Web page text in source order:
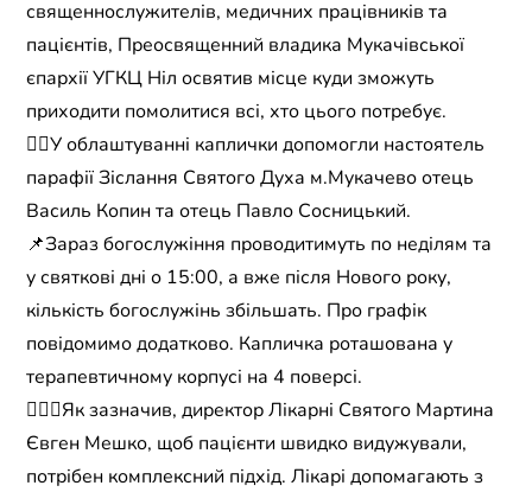
священнослужителів, медичних працівників та
пацієнтів, Преосвященний владика Мукачівської
єпархії УГКЦ Ніл освятив місце куди зможуть
приходити помолитися всі, хто цього потребує.
👉🏻У облаштуванні каплички допомогли настоятель
парафії Зіслання Святого Духа м.Мукачево отець
Василь Копин та отець Павло Сосницький.
📌Зараз богослужіння проводитимуть по неділям та
у святкові дні о 15:00, а вже після Нового року,
кількість богослужінь збільшать. Про графік
повідомимо додатково. Капличка роташована у
терапевтичному корпусі на 4 поверсі.
🧑🏻‍⚕️Як зазначив, директор Лікарні Святого Мартина
Євген Мешко, щоб пацієнти швидко видужували,
потрібен комплексний підхід. Лікарі допомагають з